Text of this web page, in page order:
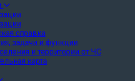
справка
задачи и функции
и территории от ЧС
карта